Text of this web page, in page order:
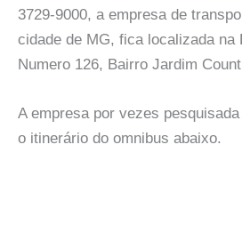
3729-9000, a empresa de
cidade de MG, fica localizada na
Numero 126, Bairro Jardim
A empresa por vezes
o itinerário do omnibus abaixo.